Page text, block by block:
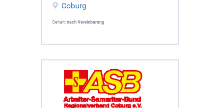
Coburg
Gehalt: nach Vereinbarung